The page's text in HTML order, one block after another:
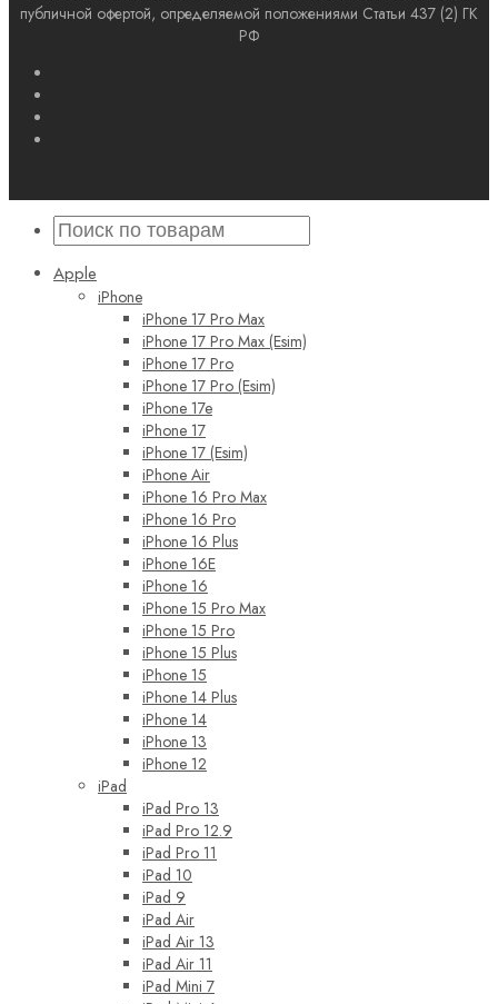
публичной офертой, определяемой положениями Статьи 437 (2) ГК
РФ
Apple
iPhone
iPhone 17 Pro Max
iPhone 17 Pro Max (Esim)
iPhone 17 Pro
iPhone 17 Pro (Esim)
iPhone 17e
iPhone 17
iPhone 17 (Esim)
iPhone Air
iPhone 16 Pro Max
iPhone 16 Pro
iPhone 16 Plus
iPhone 16E
iPhone 16
iPhone 15 Pro Max
iPhone 15 Pro
iPhone 15 Plus
iPhone 15
iPhone 14 Plus
iPhone 14
iPhone 13
iPhone 12
iPad
iPad Pro 13
iPad Pro 12.9
iPad Pro 11
iPad 10
iPad 9
iPad Air
iPad Air 13
iPad Air 11
iPad Mini 7